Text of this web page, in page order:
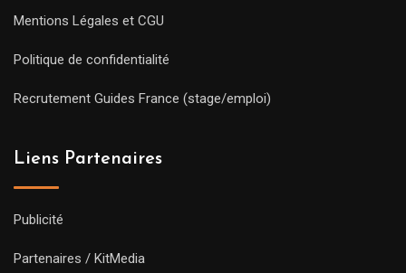
Mentions Légales et CGU
Politique de confidentialité
Recrutement Guides France (stage/emploi)
Liens Partenaires
Publicité
Partenaires / KitMedia